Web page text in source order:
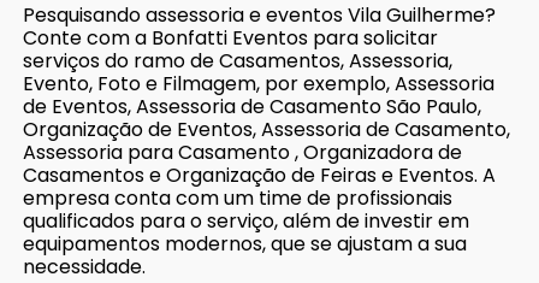
Pesquisando assessoria e eventos Vila Guilherme?
Conte com a Bonfatti Eventos para solicitar
serviços do ramo de Casamentos, Assessoria,
Evento, Foto e Filmagem, por exemplo, Assessoria
de Eventos, Assessoria de Casamento São Paulo,
Organização de Eventos, Assessoria de Casamento,
Assessoria para Casamento , Organizadora de
Casamentos e Organização de Feiras e Eventos. A
empresa conta com um time de profissionais
qualificados para o serviço, além de investir em
equipamentos modernos, que se ajustam a sua
necessidade.